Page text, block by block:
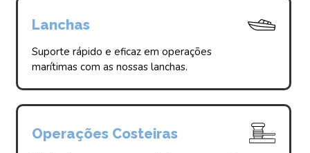
Lanchas
Suporte rápido e eficaz em operações
marítimas com as nossas lanchas.​
Operações Costeiras